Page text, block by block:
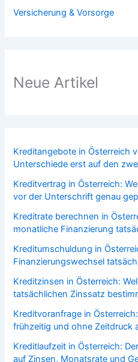
Versicherung & Vorsorge
Neue Artikel
Kreditangebote in Österreich
Unterschiede erst auf den
Kreditvertrag in Österreich:
vor der Unterschrift genau
Kreditrate berechnen in
monatliche Finanzierung
Kreditumschuldung in
Finanzierungswechsel
Kreditzinsen in Österreich:
tatsächlichen Zinssatz
Kreditvoranfrage in
frühzeitig und ohne Zeitdruck
Kreditlaufzeit in Österreich:
auf Zinsen, Monatsrate und